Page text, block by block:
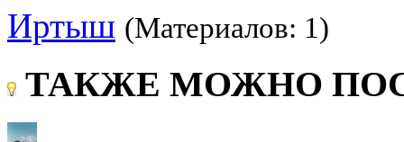
Иртыш (Материалов: 1)
ТАКЖЕ МОЖНО